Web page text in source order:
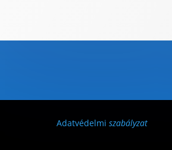
Adatvédelmi szabályzat